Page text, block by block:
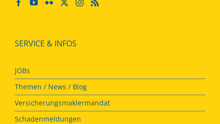
SERVICE & INFOS
JOBs
Themen / News / Blog
Versicherungsmaklermandat
Schadenmeldungen